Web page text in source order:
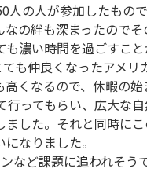
の人が参加したもの
の絆も深まったので
濃い時間を過ごすこと
も仲良くなったアメ
くなるので、休暇の
ってもらい、広大な
した。それと同時に
なりました。
ど課題に追われそ